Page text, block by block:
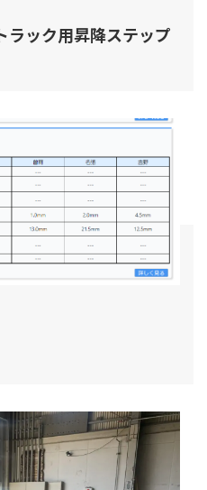
ラック用昇降ステップ